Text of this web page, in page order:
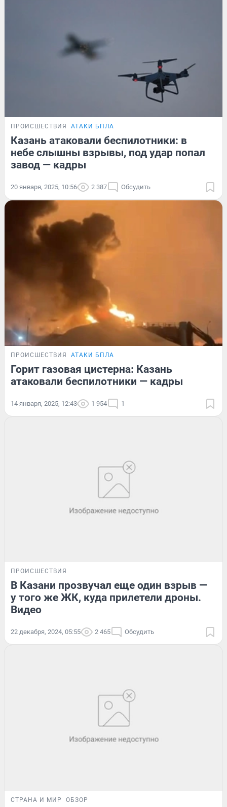
ПРОИСШЕСТВИЯ АТАКИ БПЛА
Казань атаковали беспилотники: в
небе слышны взрывы, под удар попал
завод — кадры
20 января, 2025, 10:56 2 387 Обсудить
ПРОИСШЕСТВИЯ АТАКИ БПЛА
Горит газовая цистерна: Казань
атаковали беспилотники — кадры
14 января, 2025, 12:43 1 954 1
ПРОИСШЕСТВИЯ
В Казани прозвучал еще один взрыв —
у того же ЖК, куда прилетели дроны.
Видео
22 декабря, 2024, 05:55 2 465 Обсудить
СТРАНА И МИР ОБЗОР